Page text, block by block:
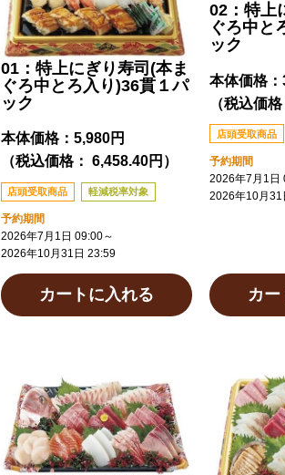
01：特上にぎり寿司(本ま
ぐろ中とろ入り)36貫１パ
ック
本体価格： 5,980円
（税込価格： 6,458.40円）
店頭受取商品 軽減税率対象
予約期間
2026年7月1日 09:00～
2026年10月31日 23:59
カートに入れる
02：特上
ぐろ中と
ック
本体価格：
（税込価
店頭受取商品
予約期間
2026年7月1日
2026年10月31
カ